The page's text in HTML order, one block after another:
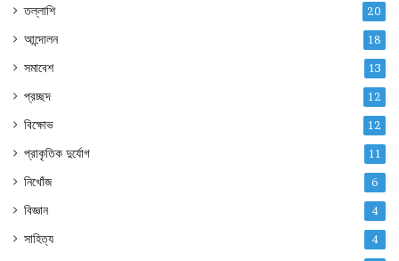
তল্লাশি 20
আন্দোলন 18
সমাবেশ 13
প্রচ্ছদ 12
বিক্ষোভ 12
প্রাকৃতিক দুর্যোগ 11
নিখোঁজ 6
বিজ্ঞান 4
সাহিত্য 4